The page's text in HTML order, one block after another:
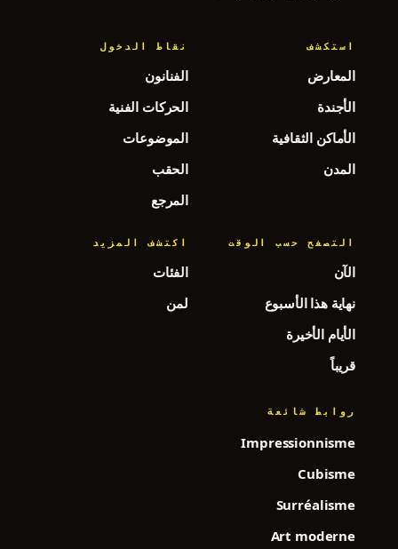
استكشف
المعارض
الأجندة
الأماكن الثقافية
المدن
نقاط الدخول
الفنانون
الحركات الفنية
الموضوعات
الحقب
المرجع
التصفح حسب الوقت
الآن
نهاية هذا الأسبوع
الأيام الأخيرة
قريباً
اكتشف المزيد
الفئات
لمن
روابط شائعة
Impressionnisme
Cubisme
Surréalisme
Art moderne